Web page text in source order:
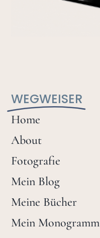
WEGWEISER
Home
About
Fotografie
Mein Blog
Meine Bücher
Mein Monogramm